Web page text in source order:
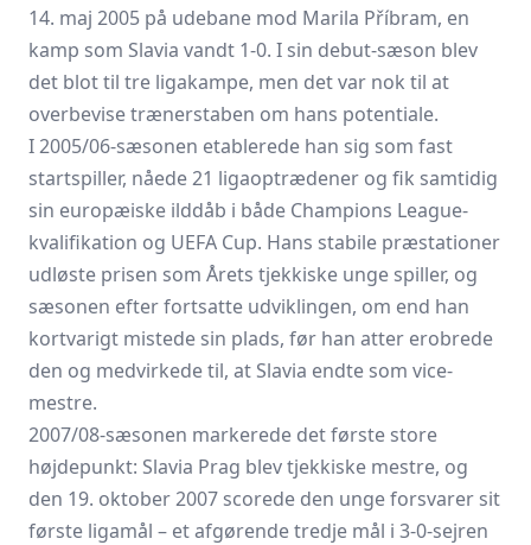
14. maj 2005 på udebane mod Marila Příbram, en
kamp som Slavia vandt 1-0. I sin debut-sæson blev
det blot til tre ligakampe, men det var nok til at
overbevise trænerstaben om hans potentiale.
I 2005/06-sæsonen etablerede han sig som fast
startspiller, nåede 21 ligaoptrædener og fik samtidig
sin europæiske ilddåb i både Champions League-
kvalifikation og UEFA Cup. Hans stabile præstationer
udløste prisen som Årets tjekkiske unge spiller, og
sæsonen efter fortsatte udviklingen, om end han
kortvarigt mistede sin plads, før han atter erobrede
den og medvirkede til, at Slavia endte som vice-
mestre.
2007/08-sæsonen markerede det første store
højdepunkt: Slavia Prag blev tjekkiske mestre, og
den 19. oktober 2007 scorede den unge forsvarer sit
første ligamål – et afgørende tredje mål i 3-0-sejren